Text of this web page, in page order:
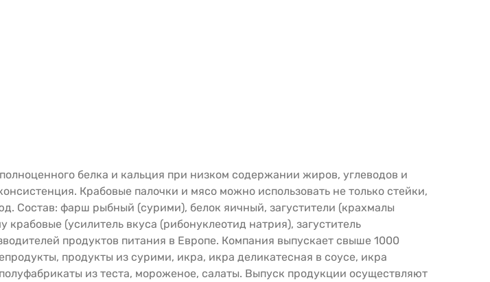
белка и кальция при низком содержании жиров, углеводов и
Крабовые палочки и мясо можно использовать не только стейки,
Состав: фарш рыбный (сурими), белок яичный, загустители (крахмалы
(усилитель вкуса (рибонуклеотид натрия), загуститель
продуктов питания в Европе. Компания выпускает свыше 1000
продукты из сурими, икра, икра деликатесная в соусе, икра
из теста, мороженое, салаты. Выпуск продукции осуществляют